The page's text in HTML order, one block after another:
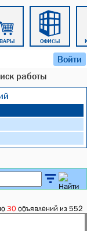
ОФИСЫ
Войти
работы
30 объявлений из 552